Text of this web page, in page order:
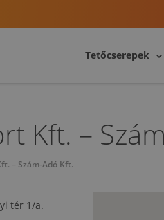
Tetőcserepek
Kft. –
– Szám-Adó Kft.
tér 1/a.